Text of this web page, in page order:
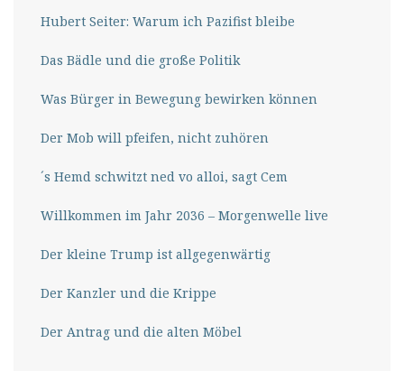
Hubert Seiter: Warum ich Pazifist bleibe
Das Bädle und die große Politik
Was Bürger in Bewegung bewirken können
Der Mob will pfeifen, nicht zuhören
´s Hemd schwitzt ned vo alloi, sagt Cem
Willkommen im Jahr 2036 – Morgenwelle live
Der kleine Trump ist allgegenwärtig
Der Kanzler und die Krippe
Der Antrag und die alten Möbel